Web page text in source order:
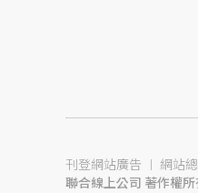
刊登網站廣告 ︱ 網站
聯合線上公司 著作權